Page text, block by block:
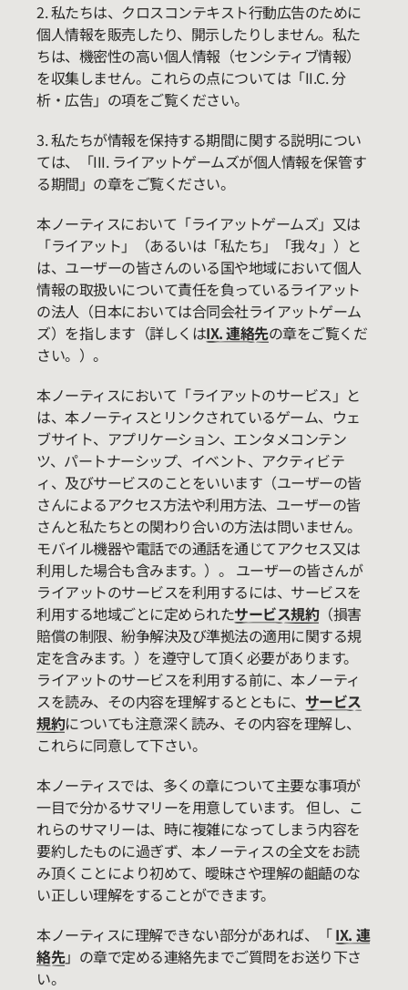
2. 私たちは、クロスコンテキスト行動広告のために
個人情報を販売したり、開示したりしません。私た
ちは、機密性の高い個人情報（センシティブ情報）
を収集しません。これらの点については「II.C. 分
析・広告」の項をご覧ください。
3. 私たちが情報を保持する期間に関する説明につい
ては、「III. ライアットゲームズが個人情報を保管す
る期間」の章をご覧ください。
本ノーティスにおいて「ライアットゲームズ」又は
「ライアット」（あるいは「私たち」「我々」）と
は、ユーザーの皆さんのいる国や地域において個人
情報の取扱いについて責任を負っているライアット
の法人（日本においては合同会社ライアットゲーム
ズ）を指します（詳しくはIX. 連絡先の章をご覧くだ
さい。）。
本ノーティスにおいて「ライアットのサービス」と
は、本ノーティスとリンクされているゲーム、ウェ
ブサイト、アプリケーション、エンタメコンテン
ツ、パートナーシップ、イベント、アクティビテ
ィ、及びサービスのことをいいます（ユーザーの皆
さんによるアクセス方法や利用方法、ユーザーの皆
さんと私たちとの関わり合いの方法は問いません。
モバイル機器や電話での通話を通じてアクセス又は
利用した場合も含みます。）。 ユーザーの皆さんが
ライアットのサービスを利用するには、サービスを
利用する地域ごとに定められたサービス規約（損害
賠償の制限、紛争解決及び準拠法の適用に関する規
定を含みます。）を遵守して頂く必要があります。
ライアットのサービスを利用する前に、本ノーティ
スを読み、その内容を理解するとともに、 サービス
規約についても注意深く読み、その内容を理解し、
これらに同意して下さい。
本ノーティスでは、多くの章について主要な事項が
一目で分かるサマリーを用意しています。 但し、こ
れらのサマリーは、時に複雑になってしまう内容を
要約したものに過ぎず、本ノーティスの全文をお読
み頂くことにより初めて、曖昧さや理解の齟齬のな
い正しい理解をすることができます。
本ノーティスに理解できない部分があれば、「IX. 連
絡先」の章で定める連絡先までご質問をお送り下さ
い。